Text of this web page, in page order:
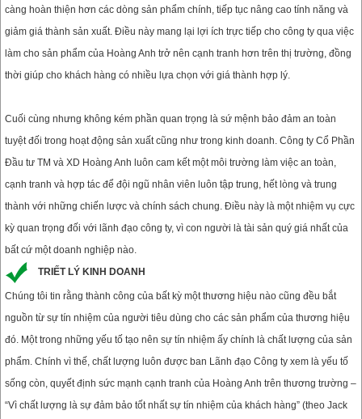
càng hoàn thiện hơn các dòng sản phẩm chính, tiếp tục nâng cao tính năng và
giảm giá thành sản xuất. Điều này mang lại lợi ích trực tiếp cho công ty qua việc
làm cho sản phẩm của Hoàng Anh trở nên cạnh tranh hơn trên thị trường, đồng
thời giúp cho khách hàng có nhiều lựa chọn với giá thành hợp lý.
Cuối cùng nhưng không kém phần quan trọng là sứ mệnh bảo đảm an toàn
tuyệt đối trong hoạt động sản xuất cũng như trong kinh doanh. Công ty Cổ Phần
Đầu tư TM và XD Hoàng Anh luôn cam kết một môi trường làm việc an toàn,
cạnh tranh và hợp tác để đội ngũ nhân viên luôn tập trung, hết lòng và trung
thành với những chiến lược và chính sách chung. Điều này là một nhiệm vụ cực
kỳ quan trọng đối với lãnh đạo công ty, vì con người là tài sản quý giá nhất của
bất cứ một doanh nghiệp nào.
TRIẾT LÝ KINH DOANH
Chúng tôi tin rằng thành công của bất kỳ một thương hiệu nào cũng đều bắt
nguồn từ sự tín nhiệm của người tiêu dùng cho các sản phẩm của thương hiệu
đó. Một trong những yếu tố tạo nên sự tín nhiệm ấy chính là chất lượng của sản
phẩm. Chính vì thế, chất lượng luôn được ban Lãnh đạo Công ty xem là yếu tố
sống còn, quyết định sức mạnh cạnh tranh của Hoàng Anh trên thương trường –
“Vì chất lượng là sự đảm bảo tốt nhất sự tín nhiệm của khách hàng” (theo Jack